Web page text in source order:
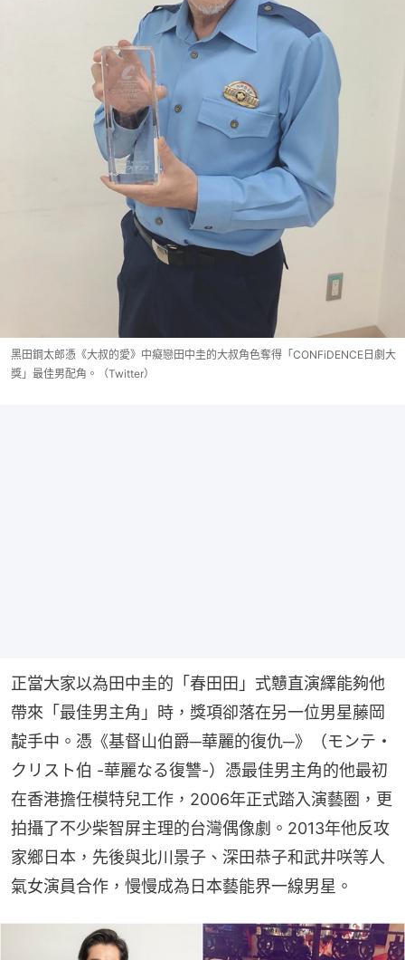
黑田鋼太郎憑《大叔的愛》中癡戀田中圭的大叔角色奪得「CONFiDENCE日劇大
獎」最佳男配角。（Twitter）
正當大家以為田中圭的「春田田」式戇直演繹能夠他
帶來「最佳男主角」時，獎項卻落在另一位男星藤岡
靛手中。憑《基督山伯爵─華麗的復仇─》（モンテ・
クリスト伯 -華麗なる復讐-）憑最佳男主角的他最初
在香港擔任模特兒工作，2006年正式踏入演藝圈，更
拍攝了不少柴智屏主理的台灣偶像劇。2013年他反攻
家鄉日本，先後與北川景子、深田恭子和武井咲等人
氣女演員合作，慢慢成為日本藝能界一線男星。